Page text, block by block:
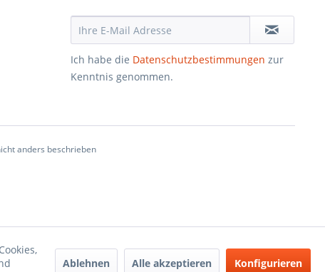
Ich habe die Datenschutzbestimmungen zur
Kenntnis genommen.
anders beschrieben
Ablehnen Alle akzeptieren Konfigurieren